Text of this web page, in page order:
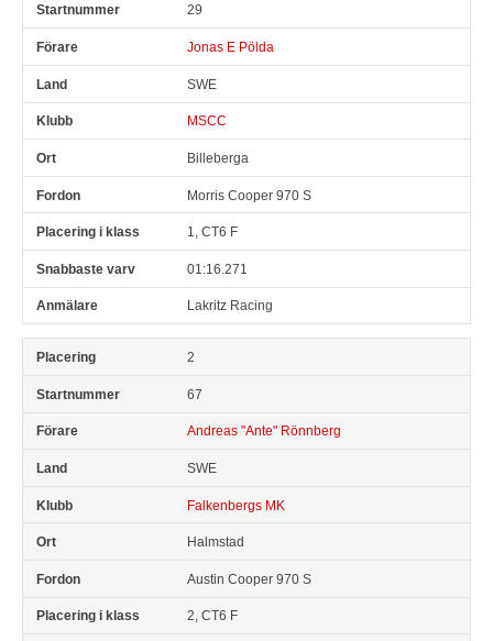
29
Jonas E Pölda
SWE
MSCC
Billeberga
Morris Cooper 970 S
1, CT6 F
01:16.271
Lakritz Racing
2
67
Andreas "Ante" Rönnberg
SWE
Falkenbergs MK
Halmstad
Austin Cooper 970 S
2, CT6 F